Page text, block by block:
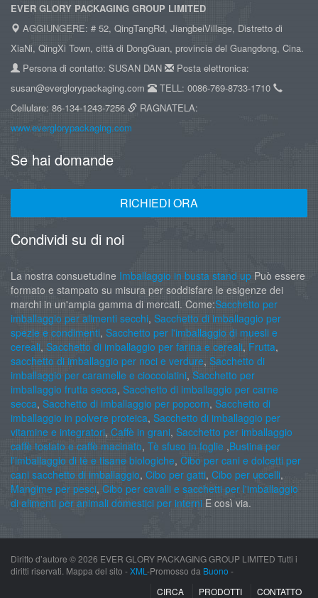
EVER GLORY PACKAGING GROUP LIMITED
AGGIUNGERE: # 52, QingTangRd, JiangbeiVillage, Distretto di
XiaNi, QingXi Town, città di DongGuan, provincia del Guangdong, Cina.
Persona di contatto: SUSAN DAN
Posta elettronica:
susan@everglorypackaging.com
TELL: 0086-769-8733-1710
Cellulare: 86-134-1243-7256
RAGNATELA:
www.everglorypackaging.com
Se hai domande
RICHIEDI ORA
Condividi su di noi
La nostra consuetudine Imballaggio in busta stand up Può essere
formato e stampato su misura per soddisfare le esigenze dei
marchi in un'ampia gamma di mercati. Come:Sacchetto per
imballaggio per alimenti secchi, Sacchetto di imballaggio per
spezie e condimenti, Sacchetto per l'imballaggio di muesli e
cereali, Sacchetto di imballaggio per farina e cereali, Frutta,
sacchetto di imballaggio per noci e verdure, Sacchetto di
imballaggio per caramelle e cioccolatini, Sacchetto per
imballaggio frutta secca, Sacchetto di imballaggio per carne
secca, Sacchetto di imballaggio per popcorn, Sacchetto di
imballaggio in polvere proteica, Sacchetto di imballaggio per
vitamine e integratori, Caffè in grani, Sacchetto per imballaggio
caffè tostato e caffè macinato, Tè sfuso in foglie ,Bustina per
l'imballaggio di tè e tisane biologiche, Cibo per cani e dolcetti per
cani sacchetto di imballaggio, Cibo per gatti, Cibo per uccelli,
Mangime per pesci, Cibo per cavalli e sacchetti per l'imballaggio
di alimenti per animali domestici per interni E così via.
Diritto d’autore ©2026 EVER GLORY PACKAGING GROUP LIMITED Tutti i
diritti riservati. Mappa del sito -XML -Promosso da Buono -
CIRCA
PRODOTTI CONTATTO